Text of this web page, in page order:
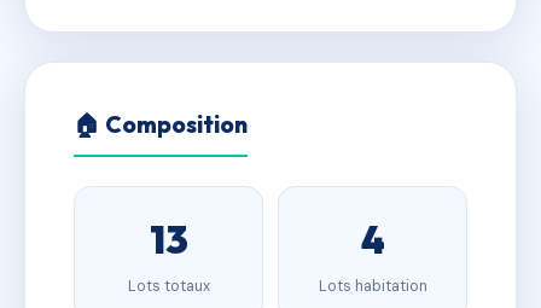
🏠 Composition
13
Lots totaux
4
Lots habitation